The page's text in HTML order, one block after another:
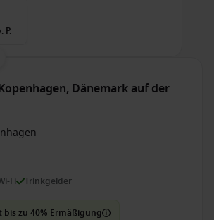
P.
Dänemark auf der
Fi Trinkgelder
bis zu 40% Ermäßigung